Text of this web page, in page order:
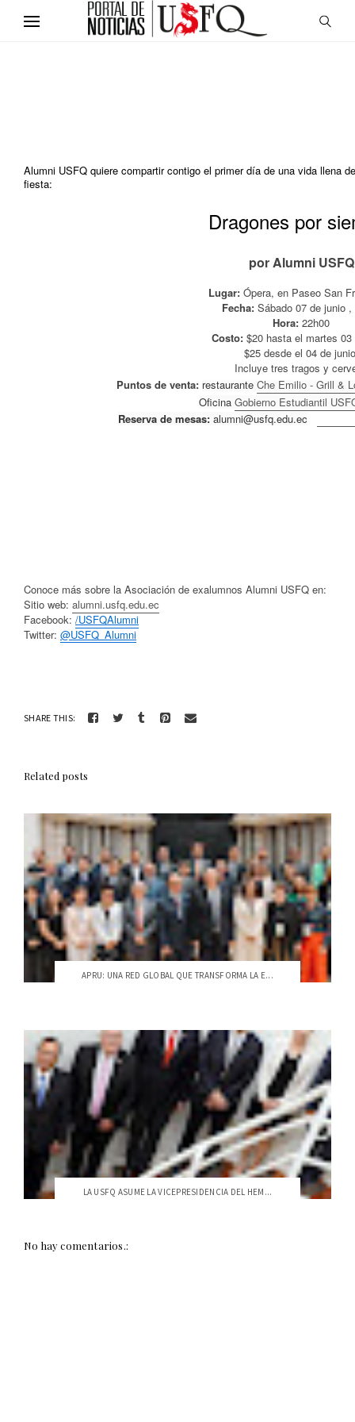
Alumni USFQ quiere compartir contigo el primer día de una vida llena
fiesta:
Dragones por
por Alumni USFQ
Lugar: Ópera, en Paseo San
Fecha: Sábado 07 de junio
Hora: 22h00
Costo: $20 hasta el martes 03
$25 desde el 04 de
Incluye tres tragos y
Puntos de venta: restaurante Che Emilio - Grill &
Oficina Gobierno Estudiantil
Reserva de mesas:alumni@usfq.edu.ec
Conoce más sobre la Asociación de exalumnos Alumni USFQ en:
Sitio web: alumni.usfq.edu.ec
Facebook: /USFQAlumni
Twitter: @USFQ_Alumni
SHARE THIS:
Related posts
APRU: UNA RED GLOBAL QUE TRANSFORMA LA E...
LA USFQ ASUME LA VICEPRESIDENCIA DEL HEM...
No hay comentarios.: